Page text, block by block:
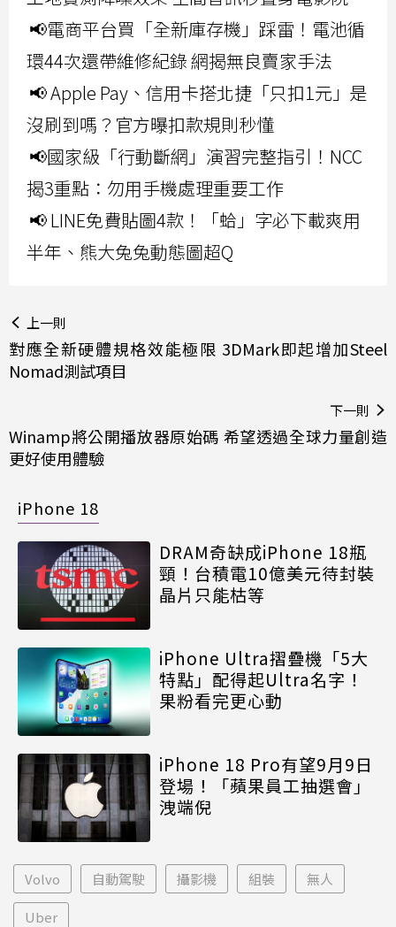
📢電商平台買「全新庫存機」踩雷！電池循
環44次還帶維修紀錄 網揭無良賣家手法
📢 Apple Pay、信用卡搭北捷「只扣1元」是
沒刷到嗎？官方曝扣款規則秒懂
📢國家級「行動斷網」演習完整指引！NCC
揭3重點：勿用手機處理重要工作
📢 LINE免費貼圖4款！「蛤」字必下載爽用
半年、熊大兔兔動態圖超Q
上一則
對應全新硬體規格效能極限 3DMark即起增加Steel
Nomad測試項目
下一則
Winamp將公開播放器原始碼 希望透過全球力量創造
更好使用體驗
iPhone 18
DRAM奇缺成iPhone 18瓶
頸！台積電10億美元待封裝
晶片只能枯等
iPhone Ultra摺疊機「5大
特點」配得起Ultra名字！
果粉看完更心動
iPhone 18 Pro有望9月9日
登場！「蘋果員工抽選會」
洩端倪
Volvo 自動駕駛 攝影機 組裝 無人
Uber